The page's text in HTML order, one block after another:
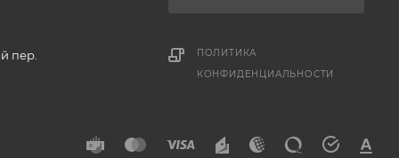
пер.
ПОЛИТИКА
КОНФИДЕНЦИАЛЬНОСТИ